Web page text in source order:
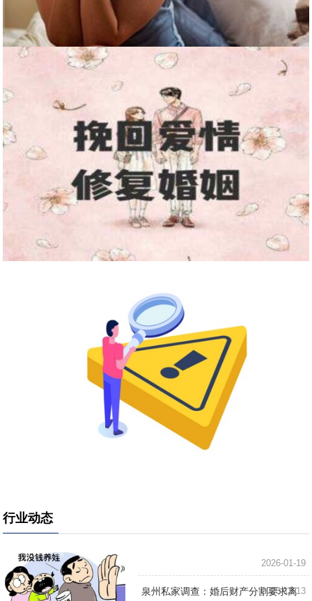
行业动态
2026-01-19
泉州私家调查：婚后财产分割要求离
2025-12-13